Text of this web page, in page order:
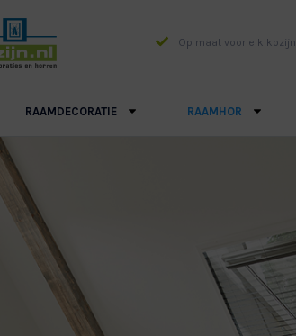
Op maat voor elk kozijn
RAAMDECORATIE RAAMHOR